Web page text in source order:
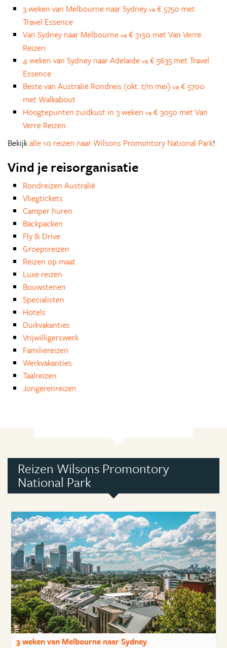
3 weken van Melbourne naar Sydney va € 5750 met
Travel Essence
Van Sydney naar Melbourne va € 3150 met Van Verre
Reizen
4 weken van Sydney naar Adelaide va € 5635 met Travel
Essence
Beste van Australië Rondreis (okt. t/m mei) va € 5700
met Walkabout
Hoogtepunten zuidkust in 3 weken va € 3050 met Van
Verre Reizen
Bekijkalle 10 reizen naar Wilsons Promontory National Park!
Vind je reisorganisatie
Rondreizen Australië
Vliegtickets
Camper huren
Backpacken
Fly & Drive
Groepsreizen
Reizen op maat
Luxe reizen
Bouwstenen
Specialisten
Hotels
Duikvakanties
Vrijwilligerswerk
Familiereizen
Werkvakanties
Taalreizen
Jongerenreizen
Reizen Wilsons Promontory
National Park
3 weken van Melbourne naar Sydney